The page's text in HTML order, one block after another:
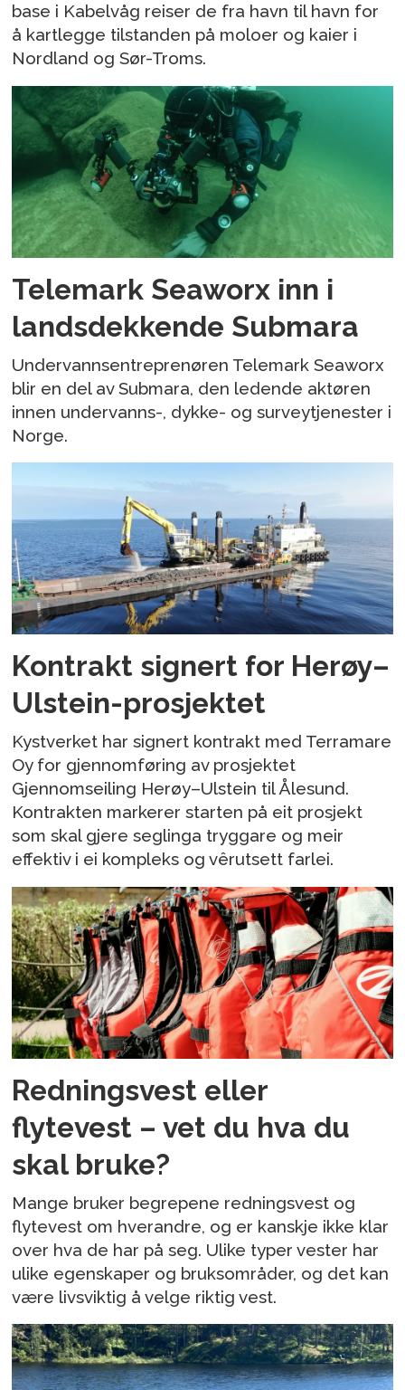
base i Kabelvåg reiser de fra havn til havn for
å kartlegge tilstanden på moloer og kaier i
Nordland og Sør-Troms.
Telemark Seaworx inn i
landsdekkende Submara
Undervannsentreprenøren Telemark Seaworx
blir en del av Submara, den ledende aktøren
innen undervanns-, dykke- og surveytjenester i
Norge.
Kontrakt signert for Herøy–
Ulstein-prosjektet
Kystverket har signert kontrakt med Terramare
Oy for gjennomføring av prosjektet
Gjennomseiling Herøy–Ulstein til Ålesund.
Kontrakten markerer starten på eit prosjekt
som skal gjere seglinga tryggare og meir
effektiv i ei kompleks og vêrutsett farlei.
Redningsvest eller
flytevest – vet du hva du
skal bruke?
Mange bruker begrepene redningsvest og
flytevest om hverandre, og er kanskje ikke klar
over hva de har på seg. Ulike typer vester har
ulike egenskaper og bruksområder, og det kan
være livsviktig å velge riktig vest.